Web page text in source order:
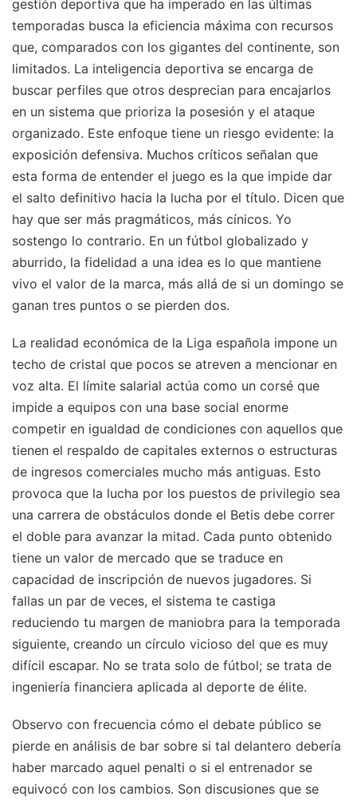
gestión deportiva que ha imperado en las últimas
temporadas busca la eficiencia máxima con recursos
que, comparados con los gigantes del continente, son
limitados. La inteligencia deportiva se encarga de
buscar perfiles que otros desprecian para encajarlos
en un sistema que prioriza la posesión y el ataque
organizado. Este enfoque tiene un riesgo evidente: la
exposición defensiva. Muchos críticos señalan que
esta forma de entender el juego es la que impide dar
el salto definitivo hacia la lucha por el título. Dicen que
hay que ser más pragmáticos, más cínicos. Yo
sostengo lo contrario. En un fútbol globalizado y
aburrido, la fidelidad a una idea es lo que mantiene
vivo el valor de la marca, más allá de si un domingo se
ganan tres puntos o se pierden dos.
La realidad económica de la Liga española impone un
techo de cristal que pocos se atreven a mencionar en
voz alta. El límite salarial actúa como un corsé que
impide a equipos con una base social enorme
competir en igualdad de condiciones con aquellos que
tienen el respaldo de capitales externos o estructuras
de ingresos comerciales mucho más antiguas. Esto
provoca que la lucha por los puestos de privilegio sea
una carrera de obstáculos donde el Betis debe correr
el doble para avanzar la mitad. Cada punto obtenido
tiene un valor de mercado que se traduce en
capacidad de inscripción de nuevos jugadores. Si
fallas un par de veces, el sistema te castiga
reduciendo tu margen de maniobra para la temporada
siguiente, creando un círculo vicioso del que es muy
difícil escapar. No se trata solo de fútbol; se trata de
ingeniería financiera aplicada al deporte de élite.
Observo con frecuencia cómo el debate público se
pierde en análisis de bar sobre si tal delantero debería
haber marcado aquel penalti o si el entrenador se
equivocó con los cambios. Son discusiones que se